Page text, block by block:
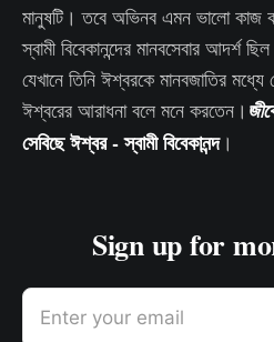
মানুষটি। তবে অভিনব এমন ভালো কাজ
স্বামী বিবেকানন্দের মানবসেবার আদর্শ
যেখানে তিনি ঈশ্বরকে মানবজাতির মধ্যে
ঈশ্বরের আরাধনা বলে মনে করতেন।
সেবিছে ঈশ্বর - স্বামী বিবেকানন্দ।
Sign up for
Enter your email